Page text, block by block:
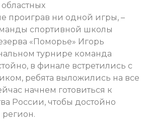
проиграв ни одной игры, –
спортивной школы
«Поморье» Игорь
турнире команда
в финале встретились с
ребята выложились на все
начнем готовиться к
России, чтобы достойно
регион.